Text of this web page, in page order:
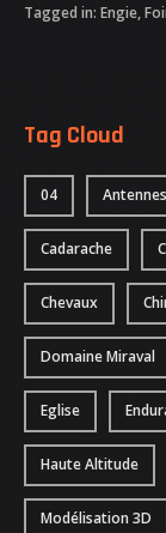
Tagged in: Engie,
Tag Cloud
04 Antennes
Cadarache
Chevaux
Domaine Miraval
Eglise
Haute Altitude
Modélisation 3D